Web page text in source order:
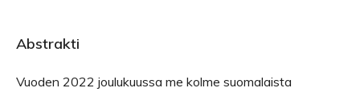
Abstrakti
Vuoden 2022 joulukuussa me kolme suomalaista